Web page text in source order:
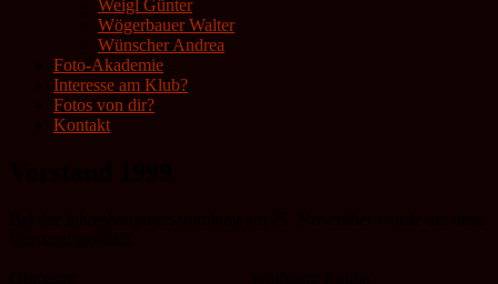
Weigl Günter
Wögerbauer Walter
Wünscher Andrea
Foto-Akademie
Interesse am Klub?
Fotos von dir?
Kontakt